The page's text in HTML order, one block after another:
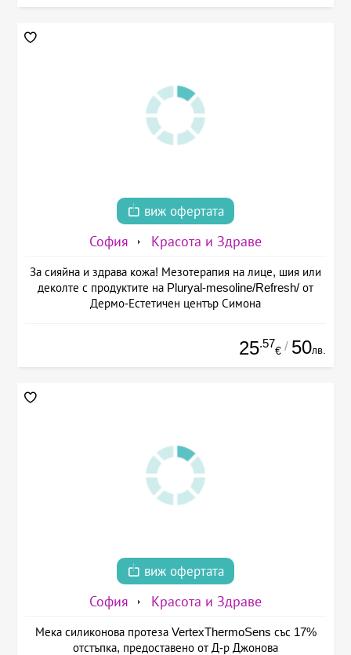
виж офертата
София Красота и Здраве
За сияйна и здрава кожа! Мезотерапия на лице, шия или
деколте с продуктите на Pluryal-mesoline/Refresh/ от
Дермо-Естетичен център Симона
25.57
€ / 50лв.
виж офертата
София Красота и Здраве
Мека силиконова протеза VertexThermoSens със 17%
отстъпка, предоставено от Д-р Джонова